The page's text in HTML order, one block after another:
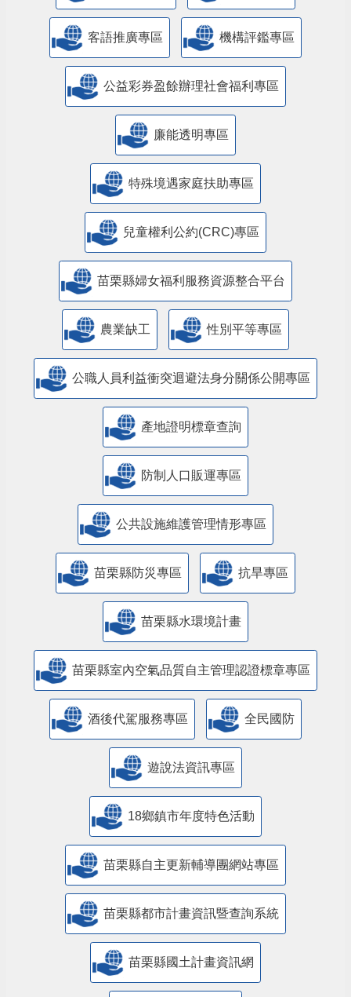
客語推廣專區 機構評鑑專區
公益彩券盈餘辦理社會福利專區
廉能透明專區
特殊境遇家庭扶助專區
兒童權利公約(CRC)專區
苗栗縣婦女福利服務資源整合平台
農業缺工 性別平等專區
公職人員利益衝突迴避法身分關係公開專區
產地證明標章查詢
防制人口販運專區
​公共設施維護管理情形專區
苗栗縣防災專區 抗旱專區
苗栗縣水環境計畫
苗栗縣室內空氣品質自主管理認證標章專區
酒後代駕服務專區 全民國防
遊說法資訊專區
18鄉鎮市年度特色活動
苗栗縣自主更新輔導團網站專區
苗栗縣都市計畫資訊暨查詢系統
苗栗縣國土計畫資訊網